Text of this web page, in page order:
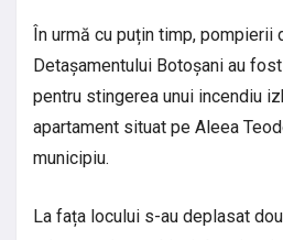
În urmă cu puțin timp, pompierii
Detașamentului Botoșani au
pentru stingerea unui incendiu
apartament situat pe Aleea
municipiu.
La fața locului s-au deplasat